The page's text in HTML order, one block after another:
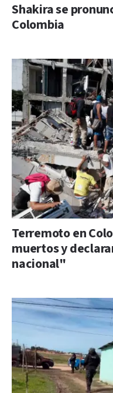
Shakira se
Colombia
Terremoto en
muertos y
nacional"